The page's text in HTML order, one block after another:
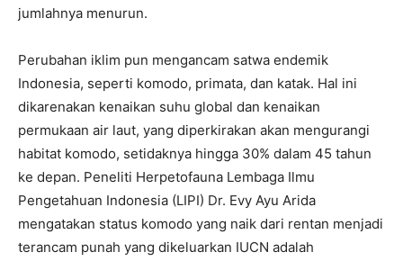
jumlahnya menurun.
Perubahan iklim pun mengancam satwa endemik
Indonesia, seperti komodo, primata, dan katak. Hal ini
dikarenakan kenaikan suhu global dan kenaikan
permukaan air laut, yang diperkirakan akan mengurangi
habitat komodo, setidaknya hingga 30% dalam 45 tahun
ke depan. Peneliti Herpetofauna Lembaga Ilmu
Pengetahuan Indonesia (LIPI) Dr. Evy Ayu Arida
mengatakan status komodo yang naik dari rentan menjadi
terancam punah yang dikeluarkan IUCN adalah